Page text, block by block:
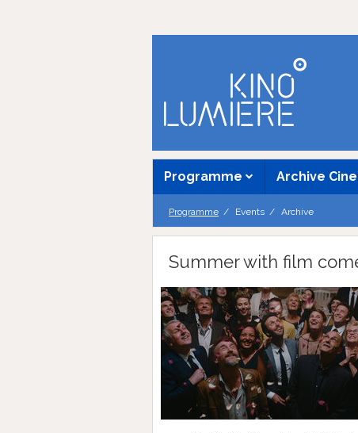
Programme Archive
Programme Events Archive
Summer with film